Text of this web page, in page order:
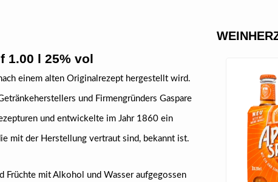
1.00 l 25% vol
einem alten Originalrezept hergestellt wird.
und Firmengründers Gaspare
und entwickelte im Jahr 1860 ein
mit der Herstellung vertraut sind, bekannt ist.
Früchte mit Alkohol und Wasser aufgegossen